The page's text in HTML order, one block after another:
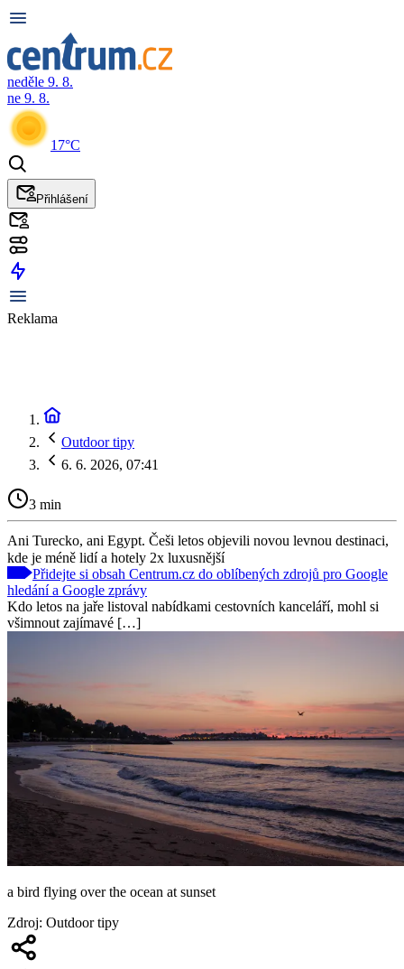
neděle 9. 8.
ne 9. 8.
17°C
Přihlášení
Reklama
Outdoor tipy
6. 6. 2026, 07:41
3 min
Ani Turecko, ani Egypt. Češi letos objevili novou levnou destinaci,
kde je méně lidí a hotely 2x luxusnější
Přidejte si obsah Centrum.cz do oblíbených zdrojů pro Google
hledání a Google zprávy
Kdo letos na jaře listoval nabídkami cestovních kanceláří, mohl si
všimnout zajímavé […]
a bird flying over the ocean at sunset
Zdroj: Outdoor tipy